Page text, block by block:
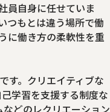
員自身に任せていま
つもとは違う場所で働
に働き方の柔軟性を重
す。クリエイティブな
学習を支援する制度な
どのレクリエーション